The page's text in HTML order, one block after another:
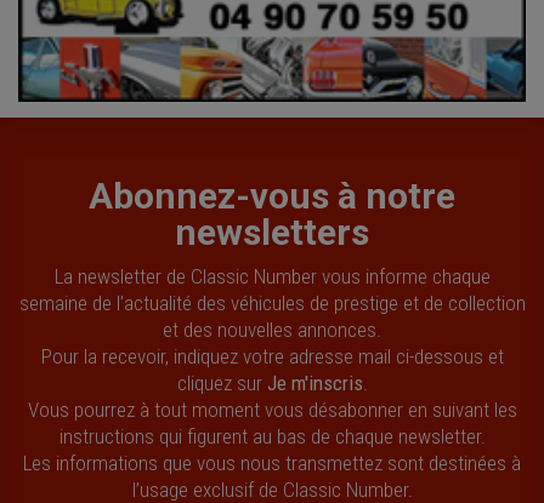
Abonnez-vous à notre
newsletters
La newsletter de Classic Number vous informe chaque
semaine de l’actualité des véhicules de prestige et de collection
et des nouvelles annonces.
Pour la recevoir, indiquez votre adresse mail ci-dessous et
cliquez sur Je m'inscris
Vous pourrez à tout moment vous désabonner en suivant les
instructions qui figurent au bas de chaque newsletter.
Les informations que vous nous transmettez sont destinées à
l’usage exclusif de Classic Number.